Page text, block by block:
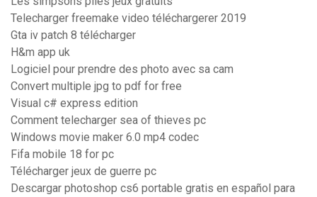
Telecharger freemake video téléchargerer 2019
Gta iv patch 8 télécharger
H&m app uk
Logiciel pour prendre des photo avec sa cam
Convert multiple jpg to pdf for free
Visual c# express edition
Comment telecharger sea of thieves pc
Windows movie maker 6.0 mp4 codec
Fifa mobile 18 for pc
Télécharger jeux de guerre pc
Descargar photoshop cs6 portable gratis en español para